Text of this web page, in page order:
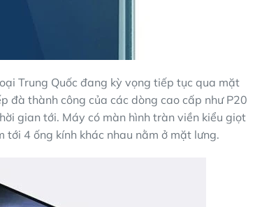
Trung Quốc đang kỳ vọng tiếp tục qua mặt
đà thành công của các dòng cao cấp như P20
gian tới. Máy có màn hình tràn viền kiểu giọt
tới 4 ống kính khác nhau nằm ở mặt lưng.